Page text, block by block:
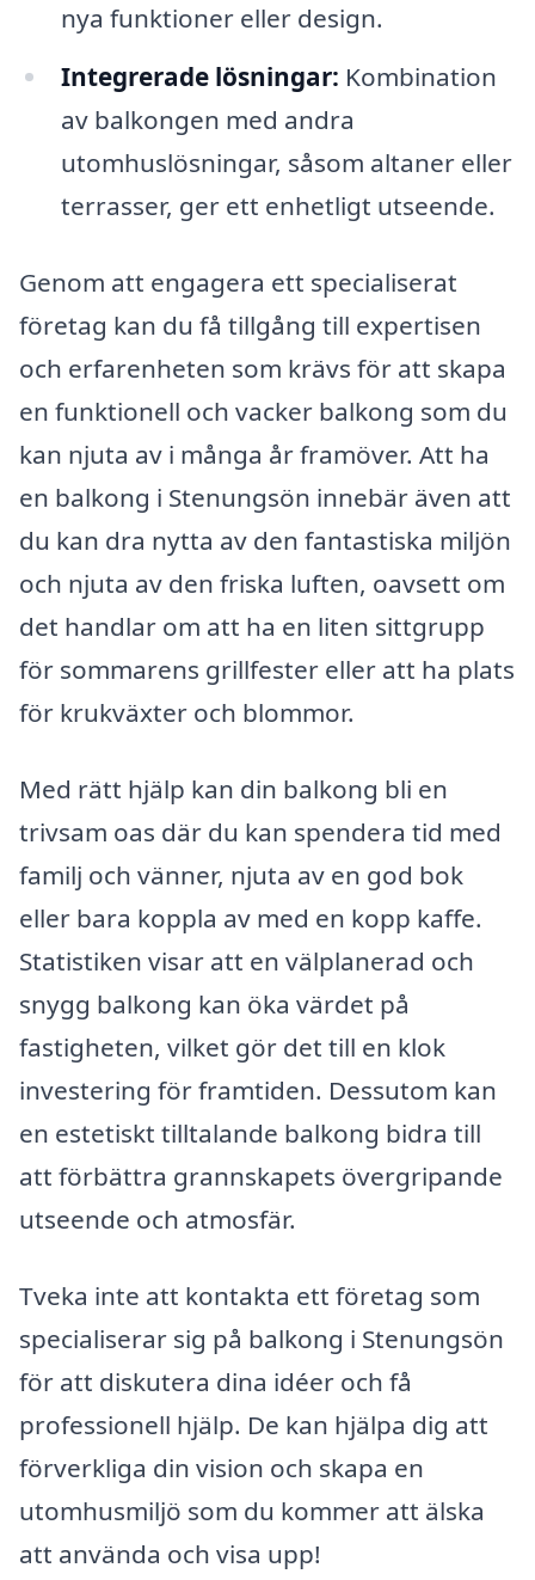
nya funktioner eller design.
Integrerade lösningar: Kombination
av balkongen med andra
utomhuslösningar, såsom altaner eller
terrasser, ger ett enhetligt utseende.
Genom att engagera ett specialiserat
företag kan du få tillgång till expertisen
och erfarenheten som krävs för att skapa
en funktionell och vacker balkong som du
kan njuta av i många år framöver. Att ha
en balkong i Stenungsön innebär även att
du kan dra nytta av den fantastiska miljön
och njuta av den friska luften, oavsett om
det handlar om att ha en liten sittgrupp
för sommarens grillfester eller att ha plats
för krukväxter och blommor.
Med rätt hjälp kan din balkong bli en
trivsam oas där du kan spendera tid med
familj och vänner, njuta av en god bok
eller bara koppla av med en kopp kaffe.
Statistiken visar att en välplanerad och
snygg balkong kan öka värdet på
fastigheten, vilket gör det till en klok
investering för framtiden. Dessutom kan
en estetiskt tilltalande balkong bidra till
att förbättra grannskapets övergripande
utseende och atmosfär.
Tveka inte att kontakta ett företag som
specialiserar sig på balkong i Stenungsön
för att diskutera dina idéer och få
professionell hjälp. De kan hjälpa dig att
förverkliga din vision och skapa en
utomhusmiljö som du kommer att älska
att använda och visa upp!